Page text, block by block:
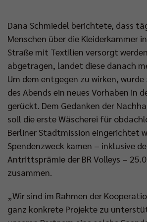
Dana Schmiedel berichtete, dass
Menschen über die Kleiderkammer
Straße mit Textilien versorgt
abgetragen, landet diese danach
Um dem entgegen zu wirken,
des Abends ein neues Vorhaben in
gerückt. Dem Gedanken der
soll die erste Wäscherei für
Berliner Stadtmission eingerichtet
Spendenzweck kamen – inklusive
Antrittsprämie der BR Volleys –
zusammen.
„Wir sind im Rahmen der
ganz konkrete Projekte zu